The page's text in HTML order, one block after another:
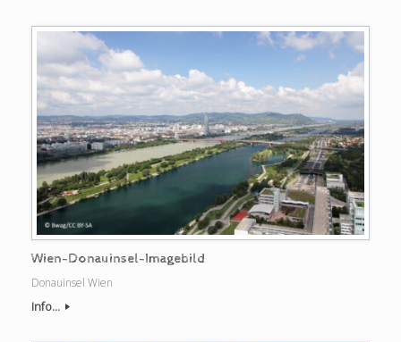
Wien-Donauinsel-Imagebild
Donauinsel Wien
Info...